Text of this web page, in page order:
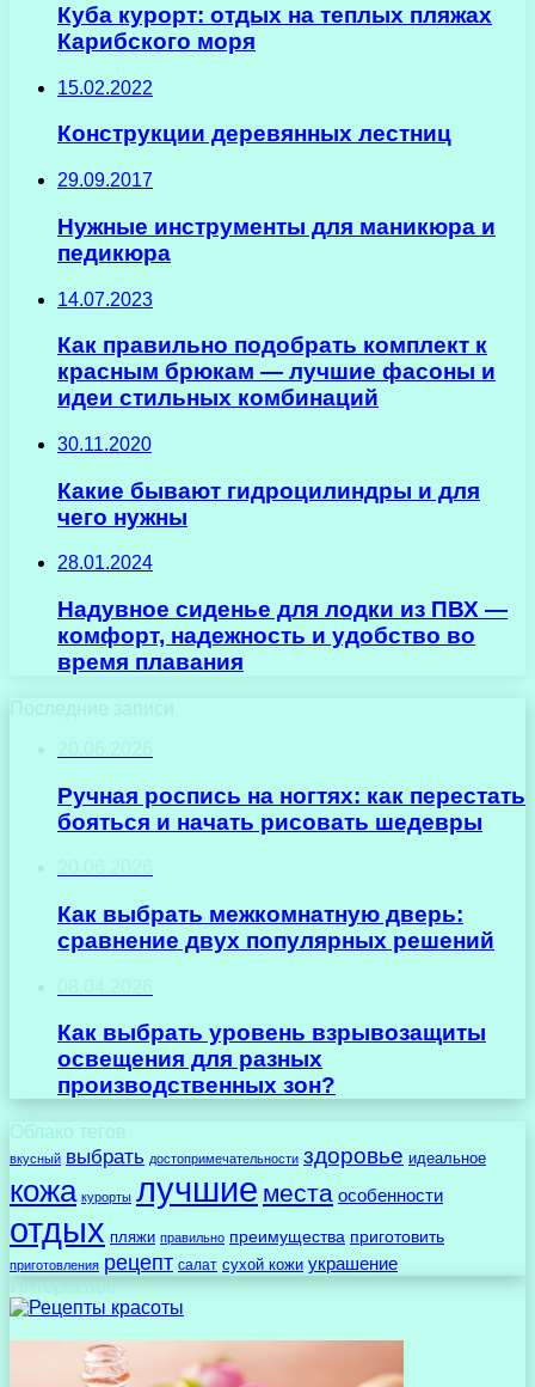
Куба курорт: отдых на теплых пляжах
Карибского моря
15.02.2022
Конструкции деревянных лестниц
29.09.2017
Нужные инструменты для маникюра и
педикюра
14.07.2023
Как правильно подобрать комплект к
красным брюкам — лучшие фасоны и
идеи стильных комбинаций
30.11.2020
Какие бывают гидроцилиндры и для
чего нужны
28.01.2024
Надувное сиденье для лодки из ПВХ —
комфорт, надежность и удобство во
время плавания
Последние записи
Ручная роспись на ногтях: как перестать
бояться и начать рисовать шедевры
Как выбрать межкомнатную дверь:
сравнение двух популярных решений
Как выбрать уровень взрывозащиты
освещения для разных
производственных зон?
Облако тегов
вкусный выбрать достопримечательности здоровье идеальное
кожа курорты лучшие места особенности
отдых пляжи правильно преимущества приготовить
приготовления рецепт салат сухой кожи украшение